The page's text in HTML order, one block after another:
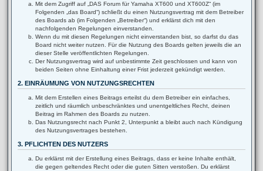
Mit dem Zugriff auf „DAS Forum für Yamaha XT600 und XT600Z“ (im
Folgenden „das Board“) schließt du einen Nutzungsvertrag mit dem Betreiber
des Boards ab (im Folgenden „Betreiber“) und erklärst dich mit den
nachfolgenden Regelungen einverstanden.
Wenn du mit diesen Regelungen nicht einverstanden bist, so darfst du das
Board nicht weiter nutzen. Für die Nutzung des Boards gelten jeweils die an
dieser Stelle veröffentlichten Regelungen.
Der Nutzungsvertrag wird auf unbestimmte Zeit geschlossen und kann von
beiden Seiten ohne Einhaltung einer Frist jederzeit gekündigt werden.
2. EINRÄUMUNG VON NUTZUNGSRECHTEN
Mit dem Erstellen eines Beitrags erteilst du dem Betreiber ein einfaches,
zeitlich und räumlich unbeschränktes und unentgeltliches Recht, deinen
Beitrag im Rahmen des Boards zu nutzen.
Das Nutzungsrecht nach Punkt 2, Unterpunkt a bleibt auch nach Kündigung
des Nutzungsvertrages bestehen.
3. PFLICHTEN DES NUTZERS
Du erklärst mit der Erstellung eines Beitrags, dass er keine Inhalte enthält,
die gegen geltendes Recht oder die guten Sitten verstoßen. Du erklärst